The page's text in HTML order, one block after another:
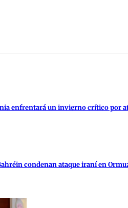
enfrentará un invierno crítico por
condenan ataque iraní en